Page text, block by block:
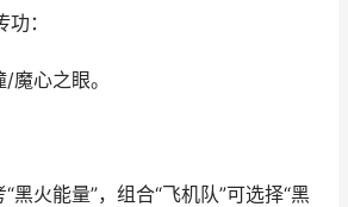
：
魔心之眼。
黑火能量”，组合“飞机队”可选择“黑